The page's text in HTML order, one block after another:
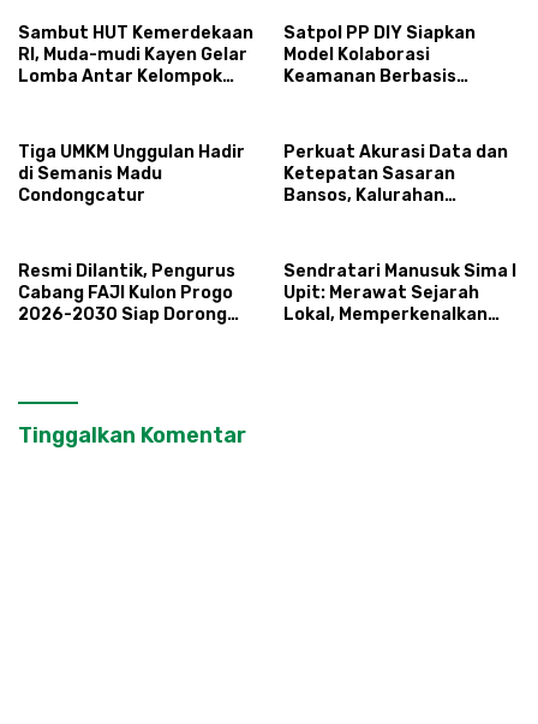
Sambut HUT Kemerdekaan
RI, Muda-mudi Kayen Gelar
Lomba Antar Kelompok
Satpol PP DIY Siapkan
Model Kolaborasi
Keamanan Berbasis
Tiga UMKM Unggulan Hadir
di Semanis Madu
Condongcatur
Perkuat Akurasi Data dan
Ketepatan Sasaran
Bansos, Kalurahan
Perlinsos
Resmi Dilantik, Pengurus
Cabang FAJI Kulon Progo
2026-2030 Siap Dorong
Sendratari Manusuk Sima I
Upit: Merawat Sejarah
Lokal, Memperkenalkan
Tinggalkan Komentar